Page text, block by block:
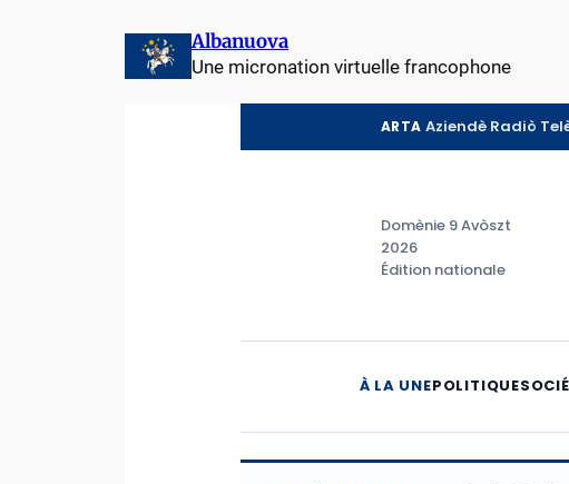
Albanuova
Une micronation virtuelle francophone
ARTA Aziendè Radiò
Domènie 9 Avòszt
2026
Édition nationale
À LA UNEPOLITIQUE